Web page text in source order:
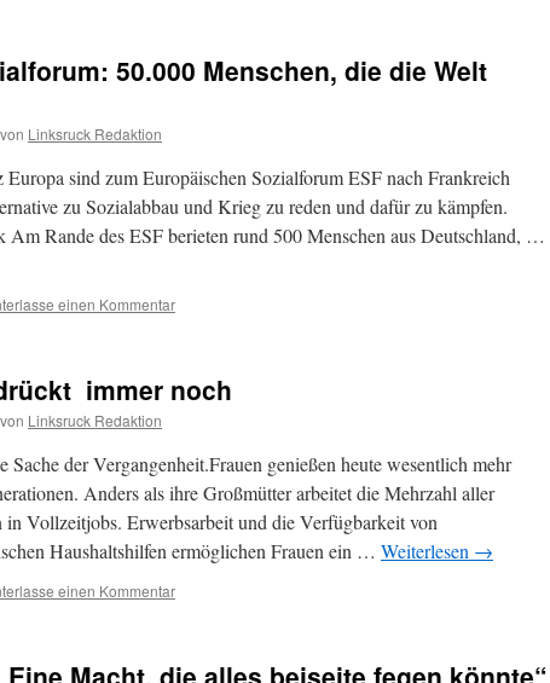
50.000 Menschen, die die Welt
von Linksruck Redaktion
Europa sind zum Europäischen Sozialforum ESF nach Frankreich
zu Sozialabbau und Krieg zu reden und dafür zu kämpfen.
Am Rande des ESF berieten rund 500 Menschen aus Deutschland, …
einen Kommentar
 immer noch
von Linksruck Redaktion
Sache der Vergangenheit.Frauen genießen heute wesentlich mehr
Anders als ihre Großmütter arbeitet die Mehrzahl aller
in Vollzeitjobs. Erwerbsarbeit und die Verfügbarkeit von
Haushaltshilfen ermöglichen Frauen ein … Weiterlesen →
einen Kommentar
Macht, die alles beiseite fegen könnte“